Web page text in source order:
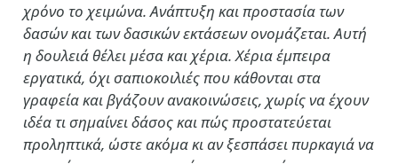
χρόνο το χειμώνα. Ανάπτυξη και προστασία των
δασών και των δασικών εκτάσεων ονομάζεται. Αυτή
η δουλειά θέλει μέσα και χέρια. Χέρια έμπειρα
εργατικά, όχι σαπιοκοιλιές που κάθονται στα
γραφεία και βγάζουν ανακοινώσεις, χωρίς να έχουν
ιδέα τι σημαίνει δάσος και πώς προστατεύεται
προληπτικά, ώστε ακόμα κι αν ξεσπάσει πυρκαγιά να